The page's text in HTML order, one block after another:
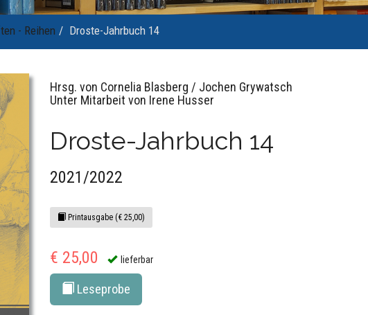
- Reihen Droste-Jahrbuch 14
Hrsg. von Cornelia Blasberg / Jochen Grywatsch
Unter Mitarbeit von Irene Husser
Droste-Jahrbuch 14
2021/2022
Printausgabe (€ 25,00)
€ 25,00 lieferbar
Leseprobe